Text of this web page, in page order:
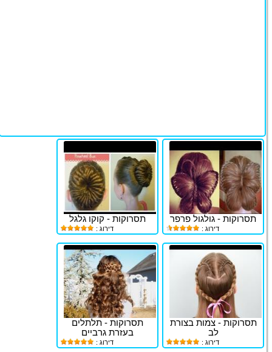
תסרוקות - גולגול פרפר
דירוג :
תסרוקות - קוקו גלגל
דירוג :
תסרוקות - צמות בצורת
לב
דירוג :
תסרוקות - תלתלים
בעזרת גרביים
דירוג :